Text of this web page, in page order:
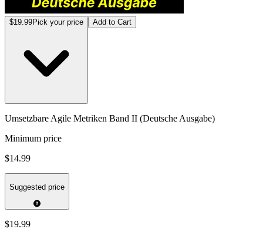
$19.99Pick your price Add to Cart
Umsetzbare Agile Metriken Band II (Deutsche Ausgabe)
Minimum price
$14.99
Suggested price
$19.99